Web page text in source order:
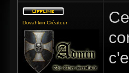
Dovahkiin Créateur